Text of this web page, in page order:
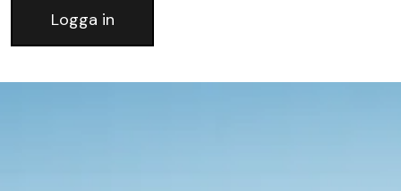
Logga in